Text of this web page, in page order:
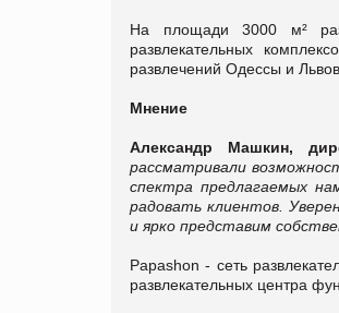
На площади 3000 м²
развлекательных
развлечений Одессы и
Мнение
Александр Машкин,
рассматривали
спектра предлагаемых
радовать клиентов.
и ярко представим
Papashon - сеть
развлекательных центра